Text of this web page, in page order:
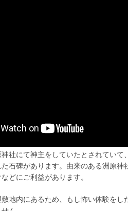
社にて神主をしていたとされていて
石碑があります。由来のある洲原神
どにご利益があります。
地内にあるため、もし怖い体験をし